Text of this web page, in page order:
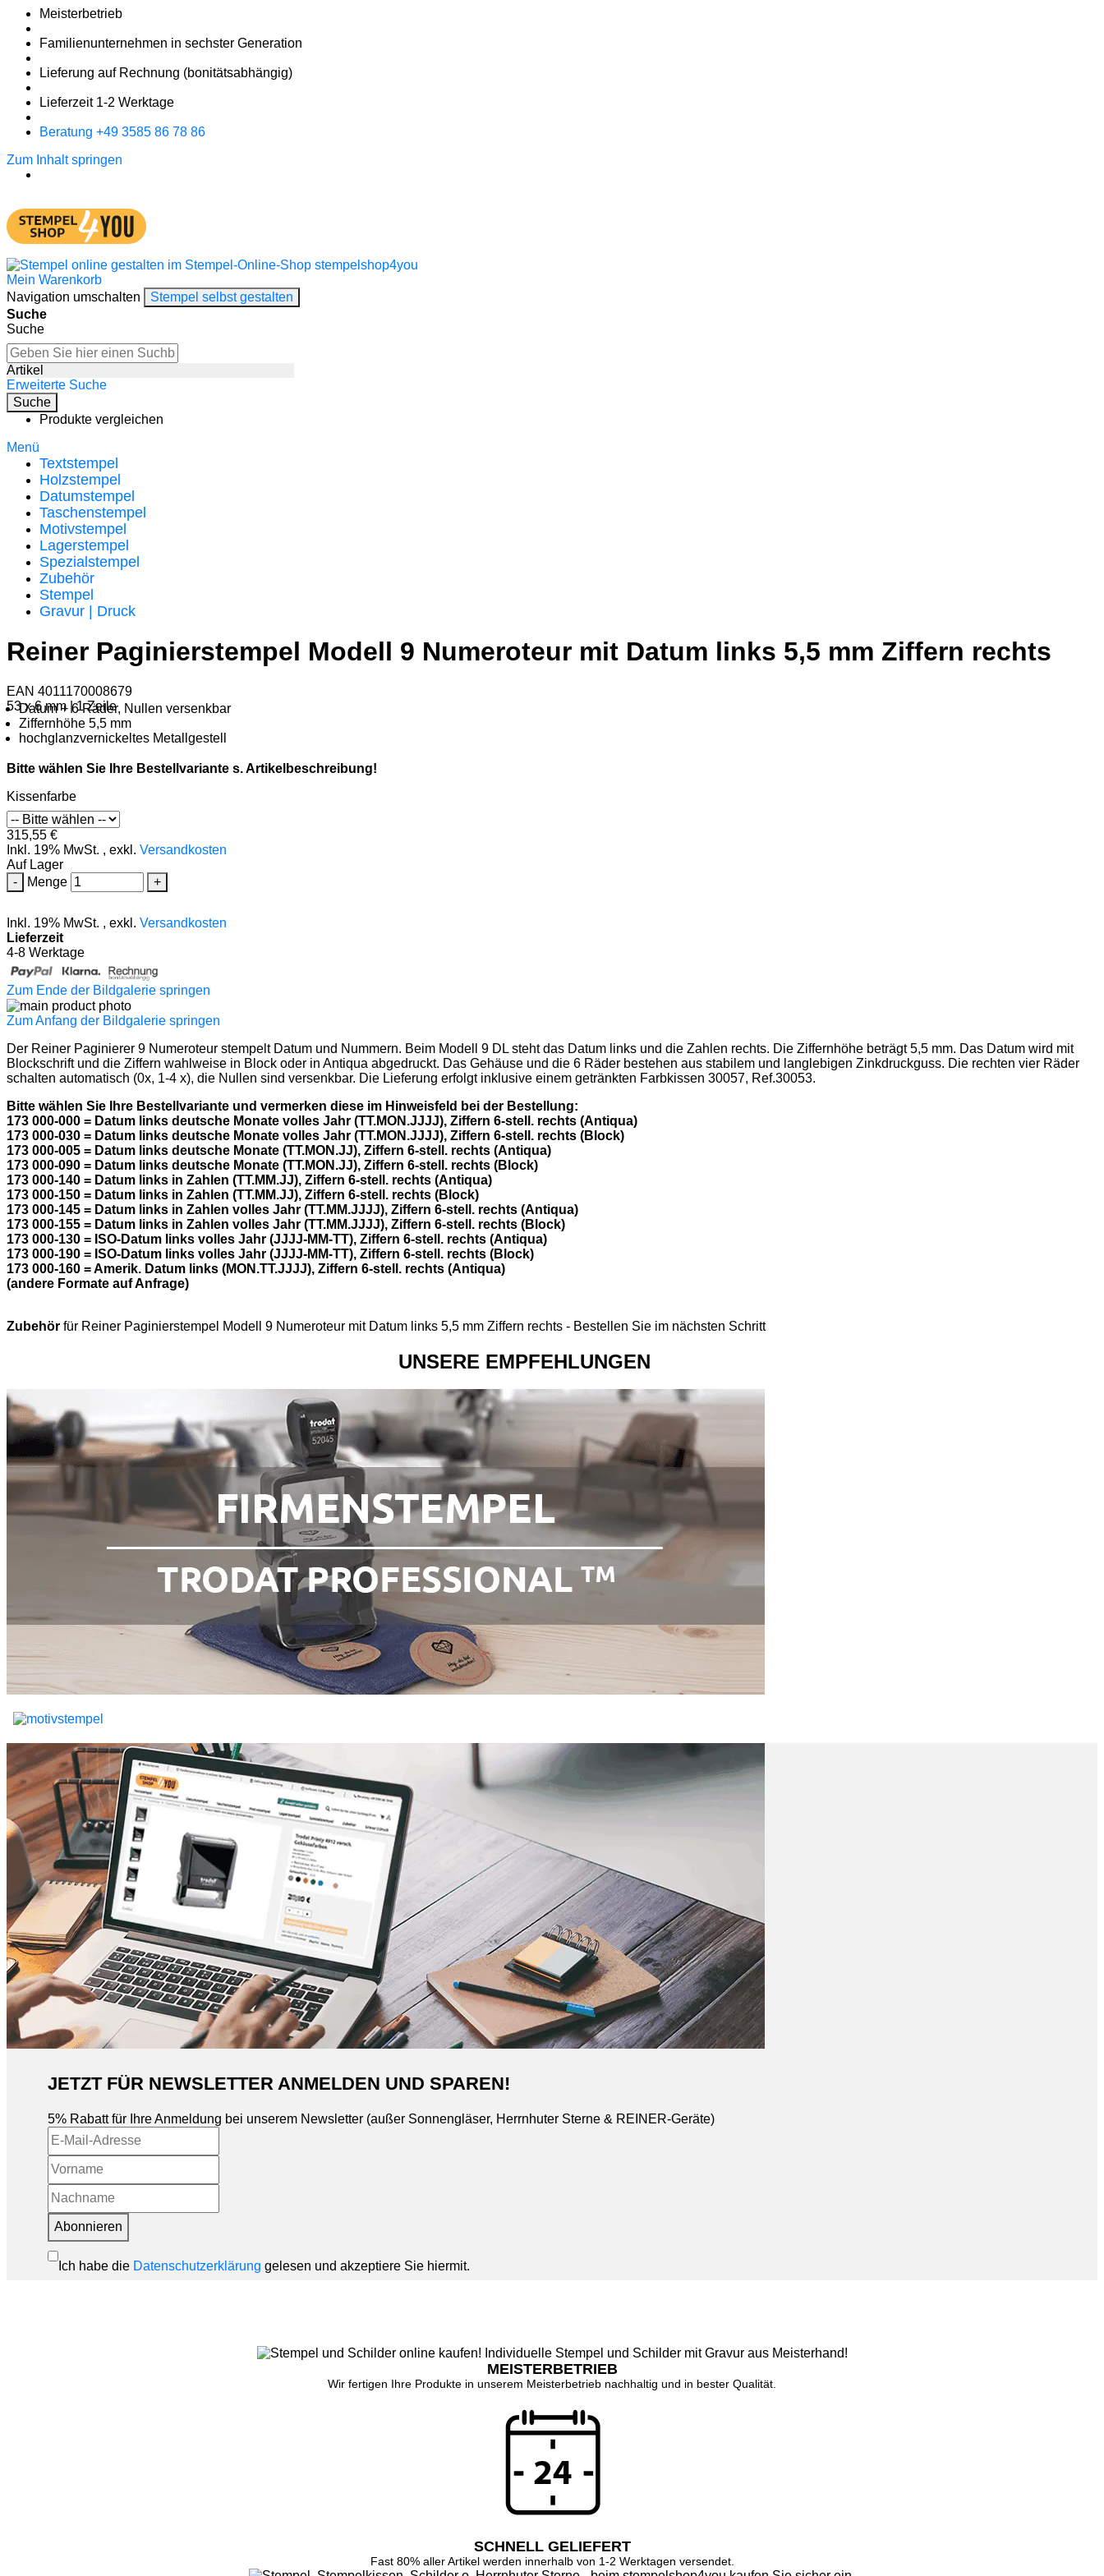
Meister­betrieb
Familien­unter­nehmen in sechster Gene­ration
Lieferung auf Rech­nung (bonitätsabhängig)
Liefer­zeit 1-2 Werk­tage
Bera­tung +49 3585 86 78 86
Zum Inhalt springen
Mein Warenkorb
Navigation umschalten
Stempel selbst gestalten
Suche
Suche
Artikel
Erweiterte Suche
Suche
Produkte vergleichen
Menü
Textstempel
Holzstempel
Datumstempel
Taschenstempel
Motivstempel
Lagerstempel
Spezialstempel
Zubehör
Stempel
Gravur | Druck
Reiner Paginierstempel Modell 9 Numeroteur mit Datum links 5,5 mm Ziffern rechts
EAN 4011170008679
53 x 6 mm | 1 Zeile
Datum + 6 Räder, Nullen versenkbar
Ziffernhöhe 5,5 mm
hochglanzvernickeltes Metallgestell
Bitte wählen Sie Ihre Bestellvariante s. Artikelbeschreibung!
Kissenfarbe
315,55 €
Inkl. 19% MwSt. , exkl. Versandkosten
Auf Lager
-
Menge +
Inkl. 19% MwSt. , exkl. Versandkosten
Lieferzeit
4-8 Werktage
Zum Ende der Bildgalerie springen
Zum Anfang der Bildgalerie springen
Der Reiner Paginierer 9 Numeroteur stempelt Datum und Nummern. Beim Modell 9 DL steht das Datum links und die Zahlen rechts. Die Ziffernhöhe beträgt 5,5 mm. Das Datum wird mit
Blockschrift und die Ziffern wahlweise in Block oder in Antiqua abgedruckt. Das Gehäuse und die 6 Räder bestehen aus stabilem und langlebigen Zinkdruckguss. Die rechten vier Räder
schalten automatisch (0x, 1-4 x), die Nullen sind versenkbar. Die Lieferung erfolgt inklusive einem getränkten Farbkissen 30057, Ref.30053.
Bitte wählen Sie Ihre Bestellvariante und vermerken diese im Hinweisfeld bei der Bestellung:
173 000-000 = Datum links deutsche Monate volles Jahr (TT.MON.JJJJ), Ziffern 6-stell. rechts (Antiqua)
173 000-030 = Datum links deutsche Monate volles Jahr (TT.MON.JJJJ), Ziffern 6-stell. rechts (Block)
173 000-005 = Datum links deutsche Monate (TT.MON.JJ), Ziffern 6-stell. rechts (Antiqua)
173 000-090 = Datum links deutsche Monate (TT.MON.JJ), Ziffern 6-stell. rechts (Block)
173 000-140 = Datum links in Zahlen (TT.MM.JJ), Ziffern 6-stell. rechts (Antiqua)
173 000-150 = Datum links in Zahlen (TT.MM.JJ), Ziffern 6-stell. rechts (Block)
173 000-145 = Datum links in Zahlen volles Jahr (TT.MM.JJJJ), Ziffern 6-stell. rechts (Antiqua)
173 000-155 = Datum links in Zahlen volles Jahr (TT.MM.JJJJ), Ziffern 6-stell. rechts (Block)
173 000-130 = ISO-Datum links volles Jahr (JJJJ-MM-TT), Ziffern 6-stell. rechts (Antiqua)
173 000-190 = ISO-Datum links volles Jahr (JJJJ-MM-TT), Ziffern 6-stell. rechts (Block)
173 000-160 = Amerik. Datum links (MON.TT.JJJJ), Ziffern 6-stell. rechts (Antiqua)
(andere Formate auf Anfrage)
Zubehör für Reiner Paginierstempel Modell 9 Numeroteur mit Datum links 5,5 mm Ziffern rechts - Bestellen Sie im nächsten Schritt
UNSERE EMPFEHLUNGEN
JETZT FÜR NEWSLETTER ANMELDEN UND SPAREN!
5% Rabatt für Ihre Anmeldung bei unserem Newsletter (außer Sonnengläser, Herrnhuter Sterne & REINER-Geräte)
Abonnieren
Ich habe die Datenschutzerklärung gelesen und akzeptiere Sie hiermit.
MEISTERBETRIEB
Wir fertigen Ihre Produkte in unserem Meisterbetrieb nachhaltig und in bester Qualität.
SCHNELL GELIEFERT
Fast 80% aller Artikel werden innerhalb von 1-2 Werktagen versendet.